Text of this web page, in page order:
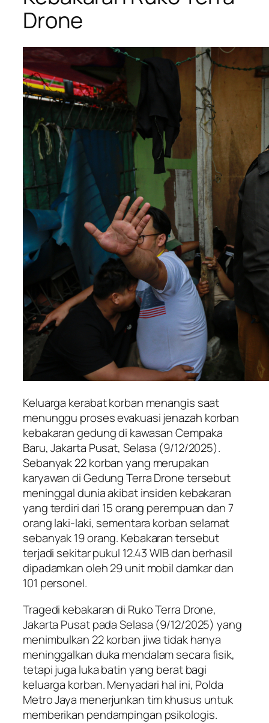
Drone
Keluarga kerabat korban menangis saat
menunggu proses evakuasi jenazah korban
kebakaran gedung di kawasan Cempaka
Baru, Jakarta Pusat, Selasa (9/12/2025).
Sebanyak 22 korban yang merupakan
karyawan di Gedung Terra Drone tersebut
meninggal dunia akibat insiden kebakaran
yang terdiri dari 15 orang perempuan dan 7
orang laki-laki, sementara korban selamat
sebanyak 19 orang. Kebakaran tersebut
terjadi sekitar pukul 12.43 WIB dan berhasil
dipadamkan oleh 29 unit mobil damkar dan
101 personel.
Tragedi kebakaran di Ruko Terra Drone,
Jakarta Pusat pada Selasa (9/12/2025) yang
menimbulkan 22 korban jiwa tidak hanya
meninggalkan duka mendalam secara fisik,
tetapi juga luka batin yang berat bagi
keluarga korban. Menyadari hal ini, Polda
Metro Jaya menerjunkan tim khusus untuk
memberikan pendampingan psikologis.